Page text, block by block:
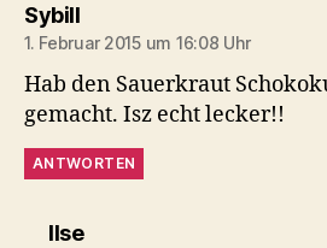
Sybillsagt:
1. Februar 2015 um 16:08 Uhr
Hab den Sauerkraut
gemacht. Isz echt lecker!!
ANTWORTEN
Ilsesagt: